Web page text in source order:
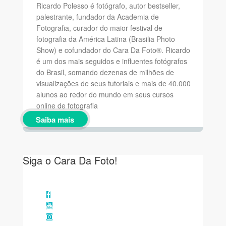
Ricardo Polesso é fotógrafo, autor bestseller,
palestrante, fundador da Academia de
Fotografia, curador do maior festival de
fotografia da América Latina (Brasilia Photo
Show) e cofundador do Cara Da Foto®. Ricardo
é um dos mais seguidos e influentes fotógrafos
do Brasil, somando dezenas de milhões de
visualizações de seus tutoriais e mais de 40.000
alunos ao redor do mundo em seus cursos
online de fotografia
Saiba mais
Siga o Cara Da Foto!
Facebook
YouTube
Instagram